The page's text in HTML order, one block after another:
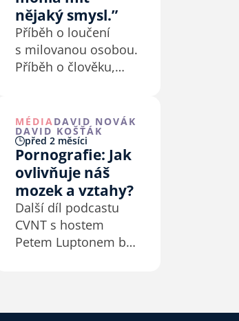
nějaký smysl.”
Příběh o loučení
s milovanou osobou.
Příběh o člověku,
sám se sebou.
Příběh o Bohu, pro
kterého je smrt
pouze nový začátek.
MÉDIADAVID NOVÁK
DAVID KOŠŤÁK
před 2 měsíci
Pornografie: Jak
ovlivňuje náš
mozek a vztahy?
Další díl podcastu
CVNT s hostem
Petem Luptonem byl